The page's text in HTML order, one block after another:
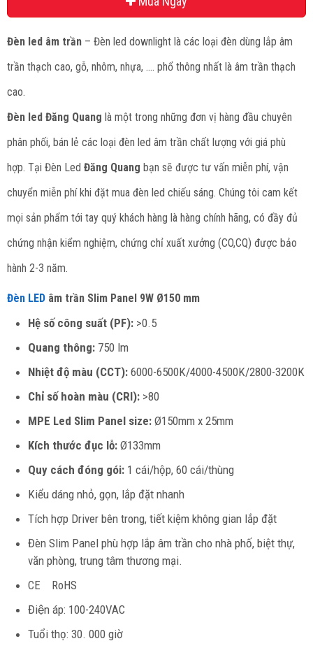
Đèn led âm trần – Đèn led downlight là các loại đèn dùng lắp âm
trần thạch cao, gỗ, nhôm, nhựa, …. phổ thông nhất là âm trần thạch
cao.
Đèn led Đăng Quang là một trong những đơn vị hàng đầu chuyên
phân phối, bán lẻ các loại đèn led âm trần chất lượng với giá phù
hợp. Tại Đèn Led Đăng Quang bạn sẽ được tư vấn miễn phí, vận
chuyển miễn phí khi đặt mua đèn led chiếu sáng. Chúng tôi cam kết
mọi sản phẩm tới tay quý khách hàng là hàng chính hãng, có đầy đủ
chứng nhận kiểm nghiệm, chứng chỉ xuất xưởng (CO,CQ) được bảo
hành 2-3 năm.
Đèn LED âm trần Slim Panel 9W Ø150 mm
Hệ số công suất (PF): >0.5
Quang thông: 750 lm
Nhiệt độ màu (CCT): 6000-6500K/4000-4500K/2800-3200K
Chỉ số hoàn màu (CRI): >80
MPE Led Slim Panel size: Ø150mm x 25mm
Kích thước đục lỗ: Ø133mm
Quy cách đóng gói: 1 cái/hộp, 60 cái/thùng
Kiểu dáng nhỏ, gọn, lắp đặt nhanh
Tích hợp Driver bên trong, tiết kiệm không gian lắp đặt
Đèn Slim Panel phù hợp lắp âm trần cho nhà phố, biệt thự,
văn phòng, trung tâm thương mại.
CE RoHS
Điện áp: 100-240VAC
Tuổi thọ: 30. 000 giờ